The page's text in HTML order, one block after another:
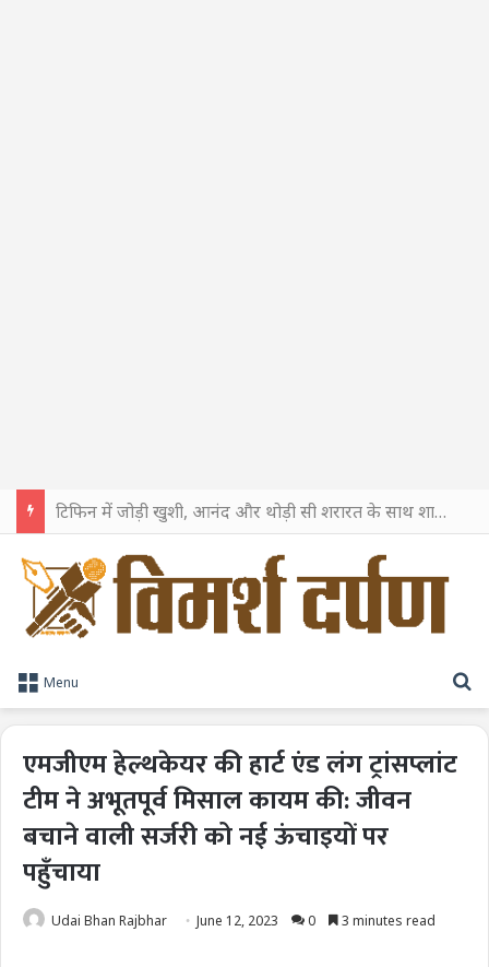
टिफिन में जोड़ी खुशी, आनंद और थोड़ी सी शरारत के साथ शाहरुख खान ने टिफिन बॉक्स को दी हैप्पी एंडिंग
Menu
एमजीएम हेल्थकेयर की हार्ट एंड लंग ट्रांसप्लांट
टीम ने अभूतपूर्व मिसाल कायम की: जीवन
बचाने वाली सर्जरी को नई ऊंचाइयों पर
पहुँचाया
Udai Bhan Rajbhar June 12, 2023 0 3 minutes read